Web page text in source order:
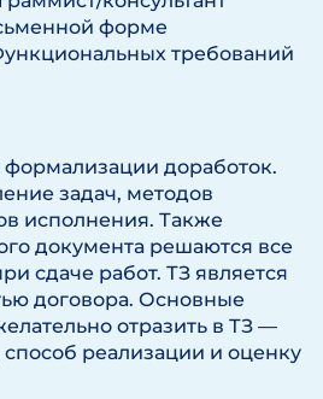
форме
требований
доработок.
задач, методов
исполнения. Также
документа решаются все
сдаче работ. ТЗ является
договора. Основные
отразить в ТЗ —
способ реализации и оценку